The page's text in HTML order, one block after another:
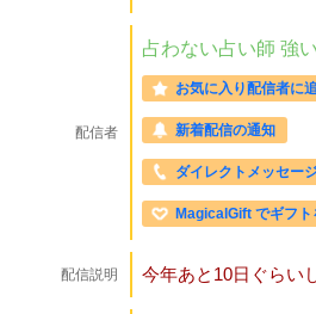
配信者
占わない占い師 強い
お気に入り配信者に
新着配信の通知
ダイレクトメッセー
MagicalGift でギフト
配信説明 今年あと10日ぐらい